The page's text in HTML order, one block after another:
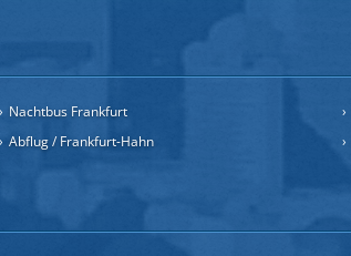
Nachtbus Frankfurt
Abflug / Frankfurt-Hahn